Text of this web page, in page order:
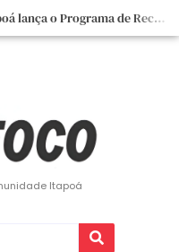
📣📣 A Prefeitura de Itapoá lança o Programa de Recuperação Fiscal (REFIS).
📢 Empreendedor do turismo, esta oportunidade é para você! Itapoá – SC.
Itapoá